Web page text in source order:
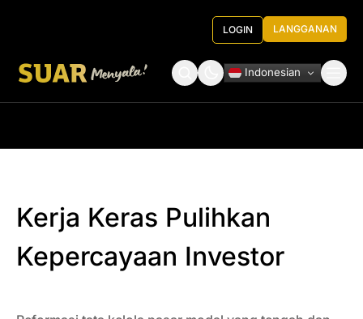
LOGIN LANGGANAN
Indonesian
Kerja Keras Pulihkan
Kepercayaan Investor